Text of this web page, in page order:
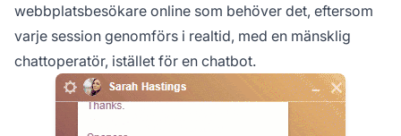
webbplatsbesökare online som behöver det, eftersom
varje session genomförs i realtid, med en mänsklig
chattoperatör, istället för en chatbot.